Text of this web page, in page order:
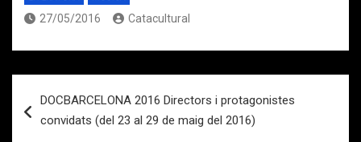
27/05/2016 Catacultural
de
DOCBARCELONA 2016 Directors i protagonistes
convidats (del 23 al 29 de maig del 2016)